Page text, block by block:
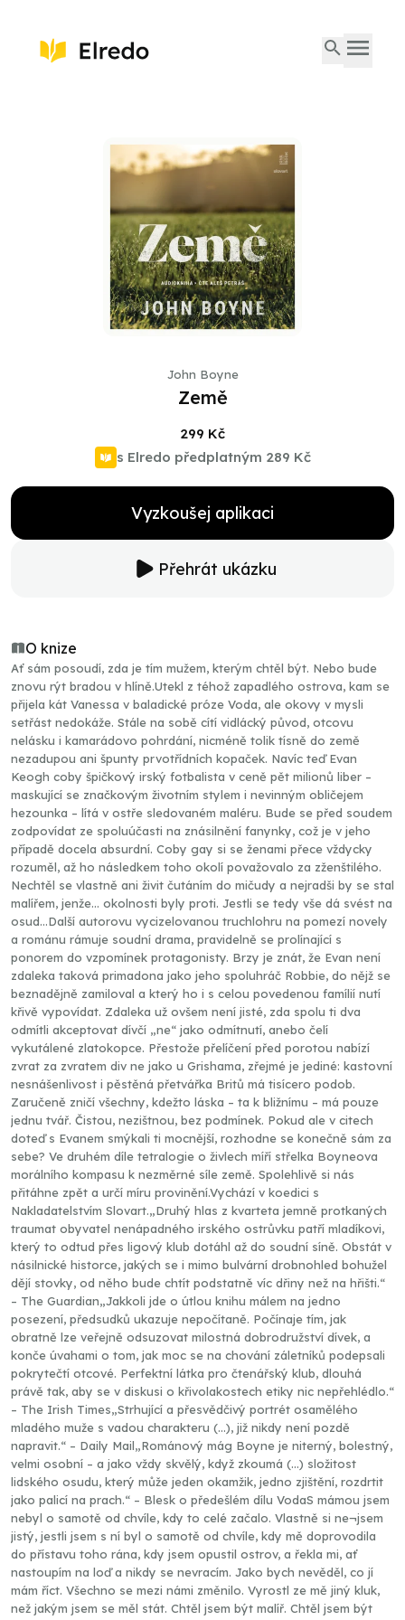
John Boyne
Země
299 Kč
s Elredo předplatným 289 Kč
Vyzkoušej aplikaci
Přehrát ukázku
O knize
Ať sám posoudí, zda je tím mužem, kterým chtěl být. Nebo bude
znovu rýt bradou v hlíně.Utekl z téhož zapadlého ostrova, kam se
přijela kát Vanessa v baladické próze Voda, ale okovy v mysli
setřást nedokáže. Stále na sobě cítí vidlácký původ, otcovu
nelásku i kamarádovo pohrdání, nicméně tolik tísně do země
nezadupou ani špunty prvotřídních kopaček. Navíc teď Evan
Keogh coby špičkový irský fotbalista v ceně pět milionů liber –
maskující se značkovým životním stylem i nevinným obličejem
hezounka – lítá v ostře sledovaném maléru. Bude se před soudem
zodpovídat ze spoluúčasti na znásilnění fanynky, což je v jeho
případě docela absurdní. Coby gay si se ženami přece vždycky
rozuměl, až ho následkem toho okolí považovalo za zženštilého.
Nechtěl se vlastně ani živit čutáním do mičudy a nejradši by se stal
malířem, jenže… okolnosti byly proti. Jestli se tedy vše dá svést na
osud…Další autorovu vycizelovanou truchlohru na pomezí novely
a románu rámuje soudní drama, pravidelně se prolínající s
ponorem do vzpomínek protagonisty. Brzy je znát, že Evan není
zdaleka taková primadona jako jeho spoluhráč Robbie, do nějž se
beznadějně zamiloval a který ho i s celou povedenou famílií nutí
křivě vypovídat. Zdaleka už ovšem není jisté, zda spolu ti dva
odmítli akceptovat dívčí „ne“ jako odmítnutí, anebo čelí
vykutálené zlatokopce. Přestože přelíčení před porotou nabízí
zvrat za zvratem div ne jako u Grishama, zřejmé je jediné: kastovní
nesnášenlivost i pěstěná přetvářka Britů má tisícero podob.
Zaručeně zničí všechny, kdežto láska – ta k bližnímu – má pouze
jednu tvář. Čistou, nezištnou, bez podmínek. Pokud ale v citech
doteď s Evanem smýkali ti mocnější, rozhodne se konečně sám za
sebe? Ve druhém díle tetralogie o živlech míří střelka Boyneova
morálního kompasu k nezměrné síle země. Spolehlivě si nás
přitáhne zpět a určí míru provinění.Vychází v koedici s
Nakladatelstvím Slovart.„Druhý hlas z kvarteta jemně protkaných
traumat obyvatel nenápadného irského ostrůvku patří mladíkovi,
který to odtud přes ligový klub dotáhl až do soudní síně. Obstát v
násilnické historce, jakých se i mimo bulvární drobnohled bohužel
dějí stovky, od něho bude chtít podstatně víc dřiny než na hřišti.“
– The Guardian„Jakkoli jde o útlou knihu málem na jedno
posezení, předsudků ukazuje nepočítaně. Počínaje tím, jak
obratně lze veřejně odsuzovat milostná dobrodružství dívek, a
konče úvahami o tom, jak moc se na chování záletníků podepsali
pokrytečtí otcové. Perfektní látka pro čtenářský klub, dlouhá
právě tak, aby se v diskusi o křivolakostech etiky nic nepřehlédlo.“
– The Irish Times„Strhující a přesvědčivý portrét osamělého
mladého muže s vadou charakteru (…), již nikdy není pozdě
napravit.“ – Daily Mail„Románový mág Boyne je niterný, bolestný,
velmi osobní – a jako vždy skvělý, když zkoumá (…) složitost
lidského osudu, který může jeden okamžik, jedno zjištění, rozdrtit
jako palicí na prach.“ – Blesk o předešlém dílu VodaS mámou jsem
nebyl o samotě od chvíle, kdy to celé začalo. Vlastně si ne¬jsem
jistý, jestli jsem s ní byl o samotě od chvíle, kdy mě doprovodila
do přístavu toho rána, kdy jsem opustil ostrov, a řekla mi, ať
nastoupím na loď a nikdy se nevracím. Jako bych nevěděl, co jí
mám říct. Všechno se mezi námi změnilo. Vyrostl ze mě jiný kluk,
než jakým jsem se měl stát. Chtěl jsem být malíř. Chtěl jsem být